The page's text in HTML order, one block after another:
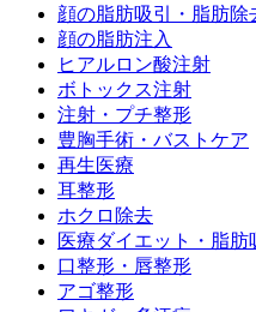
顔の脂肪吸引・脂肪除
顔の脂肪注入
ヒアルロン酸注射
ボトックス注射
注射・プチ整形
豊胸手術・バストケア
再生医療
耳整形
ホクロ除去
医療ダイエット・脂肪
口整形・唇整形
アゴ整形